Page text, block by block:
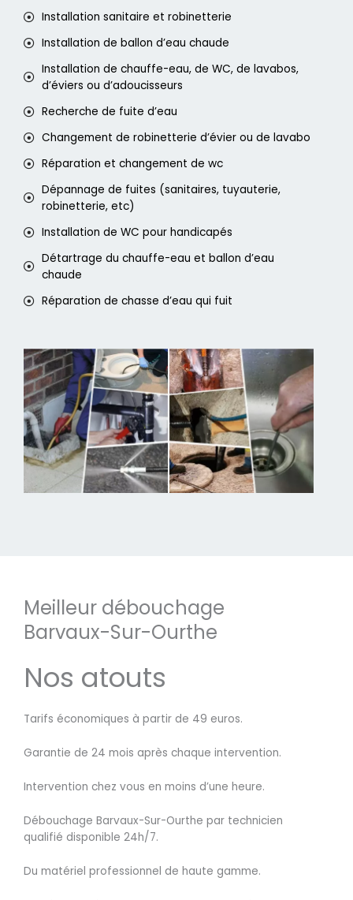
Installation sanitaire et robinetterie
Installation de ballon d’eau chaude
Installation de chauffe-eau, de WC, de lavabos,
d’éviers ou d’adoucisseurs
Recherche de fuite d’eau
Changement de robinetterie d’évier ou de lavabo
Réparation et changement de wc
Dépannage de fuites (sanitaires, tuyauterie,
robinetterie, etc)
Installation de WC pour handicapés
Détartrage du chauffe-eau et ballon d’eau
chaude
Réparation de chasse d’eau qui fuit
Meilleur débouchage
Barvaux-Sur-Ourthe
Nos atouts
Tarifs économiques à partir de 49 euros.
Garantie de 24 mois après chaque intervention.
Intervention chez vous en moins d’une heure.
Débouchage Barvaux-Sur-Ourthe par technicien
qualifié disponible 24h/7.
Du matériel professionnel de haute gamme.